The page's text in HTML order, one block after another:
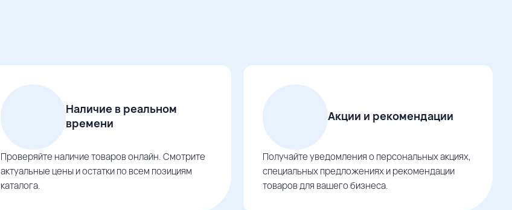
Наличие в реальном
времени
Проверяйте наличие товаров онлайн. Смотрите
актуальные цены и остатки по всем позициям
каталога.
Акции и рекомендации
Получайте уведомления о персональных акциях,
специальных предложениях и рекомендации
товаров для вашего бизнеса.